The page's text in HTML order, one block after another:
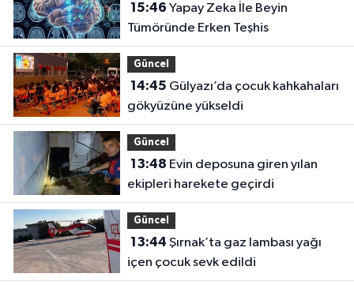
15:46
Tümöründe Erken Teşhis
Güncel
14:45
gökyüzüne yükseldi
Güncel
13:48
ekipleri harekete geçirdi
Güncel
13:44
içen çocuk sevk edildi